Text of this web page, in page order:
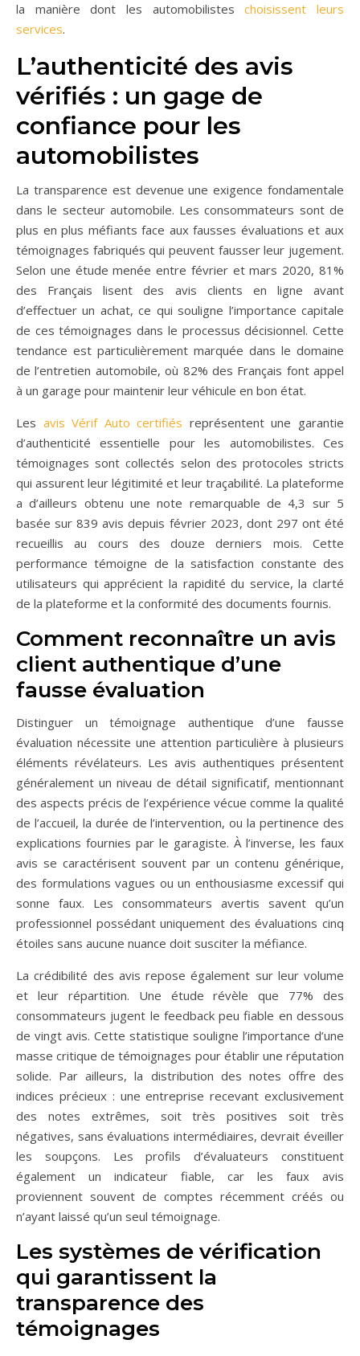
la manière dont les automobilisteschoisissent leurs
services.
L’authenticité des avis
vérifiés : un gage de
confiance pour les
automobilistes
La transparence est devenue une exigence fondamentale
dans le secteur automobile. Les consommateurs sont de
plus en plus méfiants face aux fausses évaluations et aux
témoignages fabriqués qui peuvent fausser leur jugement.
Selon une étude menée entre février et mars 2020, 81%
des Français lisent des avis clients en ligne avant
d’effectuer un achat, ce qui souligne l’importance capitale
de ces témoignages dans le processus décisionnel. Cette
tendance est particulièrement marquée dans le domaine
de l’entretien automobile, où 82% des Français font appel
à un garage pour maintenir leur véhicule en bon état.
Les avis Vérif Auto certifiés représentent une garantie
d’authenticité essentielle pour les automobilistes. Ces
témoignages sont collectés selon des protocoles stricts
qui assurent leur légitimité et leur traçabilité. La plateforme
a d’ailleurs obtenu une note remarquable de 4,3 sur 5
basée sur 839 avis depuis février 2023, dont 297 ont été
recueillis au cours des douze derniers mois. Cette
performance témoigne de la satisfaction constante des
utilisateurs qui apprécient la rapidité du service, la clarté
de la plateforme et la conformité des documents fournis.
Comment reconnaître un avis
client authentique d’une
fausse évaluation
Distinguer un témoignage authentique d’une fausse
évaluation nécessite une attention particulière à plusieurs
éléments révélateurs. Les avis authentiques présentent
généralement un niveau de détail significatif, mentionnant
des aspects précis de l’expérience vécue comme la qualité
de l’accueil, la durée de l’intervention, ou la pertinence des
explications fournies par le garagiste. À l’inverse, les faux
avis se caractérisent souvent par un contenu générique,
des formulations vagues ou un enthousiasme excessif qui
sonne faux. Les consommateurs avertis savent qu’un
professionnel possédant uniquement des évaluations cinq
étoiles sans aucune nuance doit susciter la méfiance.
La crédibilité des avis repose également sur leur volume
et leur répartition. Une étude révèle que 77% des
consommateurs jugent le feedback peu fiable en dessous
de vingt avis. Cette statistique souligne l’importance d’une
masse critique de témoignages pour établir une réputation
solide. Par ailleurs, la distribution des notes offre des
indices précieux : une entreprise recevant exclusivement
des notes extrêmes, soit très positives soit très
négatives, sans évaluations intermédiaires, devrait éveiller
les soupçons. Les profils d’évaluateurs constituent
également un indicateur fiable, car les faux avis
proviennent souvent de comptes récemment créés ou
n’ayant laissé qu’un seul témoignage.
Les systèmes de vérification
qui garantissent la
transparence des
témoignages